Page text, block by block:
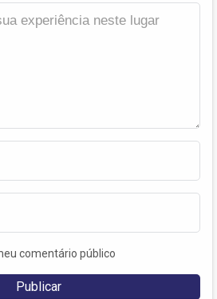
comentário público